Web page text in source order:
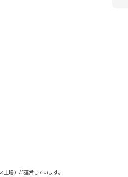
場）が運営しています。